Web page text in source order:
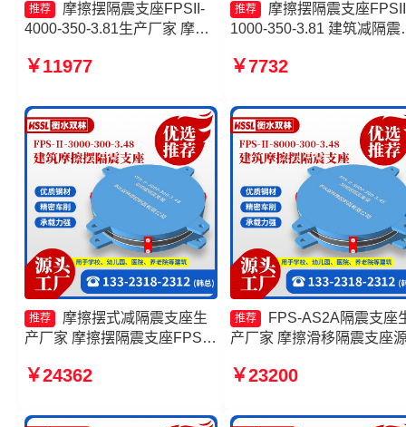
推荐
摩擦摆隔震支座FPSII-
4000-350-3.81生产厂家 摩擦
FPSII-6000-350-3.81源头工
￥11977
推荐
摩擦摆隔震支座
1000-350-3.81 建筑减隔震
FPS-Ⅱ-2000-400-3.81价格
￥7732
推荐
摩擦摆式减隔震支座生
产厂家 摩擦摆隔震支座FPSII-
AS2A隔震支座生产厂家 摩擦
3.48厂家
￥24362
推荐
FPS-AS2A隔震支座
产厂家 摩擦滑移隔震支座
头工厂 摩擦摆隔震支座
￥23200